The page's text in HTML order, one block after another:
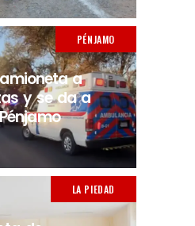
PÉNJAMO
a
y se da a
LA PIEDAD